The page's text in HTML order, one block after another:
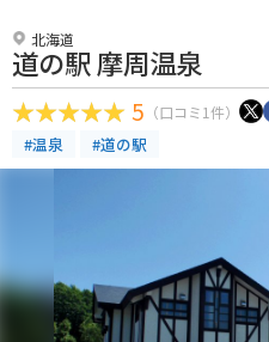
北海道
道の駅 摩周温泉
5 （口コミ1件）
#温泉 #道の駅